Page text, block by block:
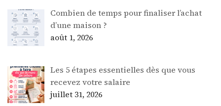
Combien de temps pour finaliser l’achat
d’une maison ?
août 1, 2026
Les 5 étapes essentielles dès que vous
recevez votre salaire
juillet 31, 2026